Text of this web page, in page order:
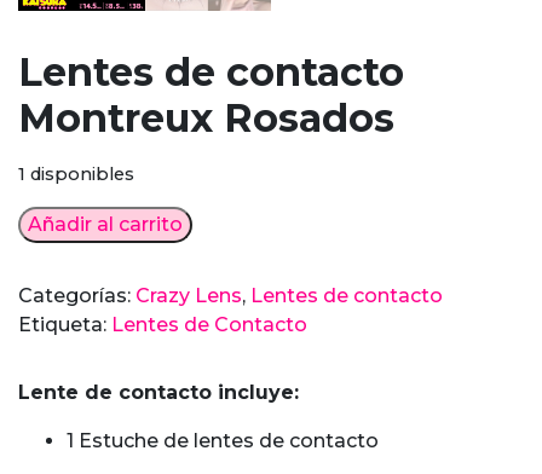
Lentes de contacto
Montreux Rosados
Lente de contacto incluye:
1 Estuche de lentes de contacto
1 disponibles
Lentes
de
Montreux
Rosados
Añadir al carrito
Categorías: Crazy Lens, Lentes de contacto
Etiqueta: Lentes de Contacto